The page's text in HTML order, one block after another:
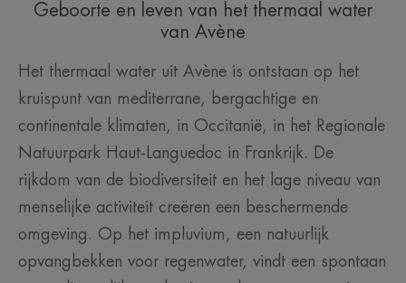
Geboorte en leven van het thermaal water
van Avène
Het thermaal water uit Avène is ontstaan op het
kruispunt van mediterrane, bergachtige en
continentale klimaten, in Occitanië, in het Regionale
Natuurpark Haut-Languedoc in Frankrijk. De
rijkdom van de biodiversiteit en het lage niveau van
menselijke activiteit creëren een beschermende
omgeving. Op het impluvium, een natuurlijk
opvangbekken voor regenwater, vindt een spontaan